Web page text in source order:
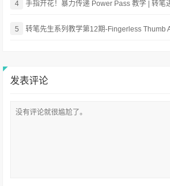
4 手指开花！暴力传递 Power Pass 教学 | 转笔
5 转笔先生系列教学第12期-Fingerless Thumb
发表评论